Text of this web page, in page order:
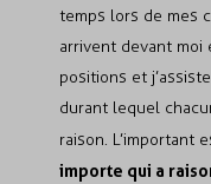
temps lors de mes
arrivent devant moi
positions et
durant lequel
raison. L’important
importe qui a